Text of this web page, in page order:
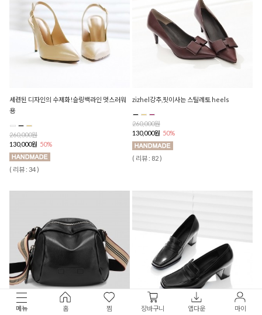
세련된 디자인의 수제화!슬링백라인 멋스러워
용
260,000원
130,000원 50%
( 리뷰 : 34 )
zizhel강추,핏이사는 스틸레토 heels
260,000원
130,000원 50%
( 리뷰 : 82 )
메뉴 홈 찜 장바구니 앱다운 마이